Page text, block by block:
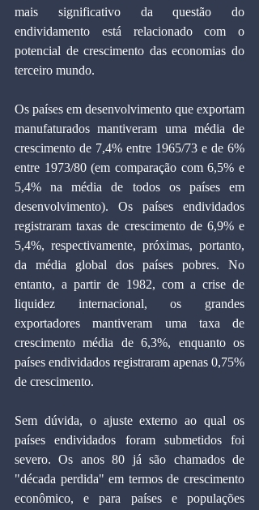
mais significativo da questão do
endividamento está relacionado com o
potencial de crescimento das economias do
terceiro mundo.
Os países em desenvolvimento que exportam
manufaturados mantiveram uma média de
crescimento de 7,4% entre 1965/73 e de 6%
entre 1973/80 (em comparação com 6,5% e
5,4% na média de todos os países em
desenvolvimento). Os países endividados
registraram taxas de crescimento de 6,9% e
5,4%, respectivamente, próximas, portanto,
da média global dos países pobres. No
entanto, a partir de 1982, com a crise de
liquidez internacional, os grandes
exportadores mantiveram uma taxa de
crescimento média de 6,3%, enquanto os
países endividados registraram apenas 0,75%
de crescimento.
Sem dúvida, o ajuste externo ao qual os
países endividados foram submetidos foi
severo. Os anos 80 já são chamados de
"década perdida" em termos de crescimento
econômico, e para países e populações